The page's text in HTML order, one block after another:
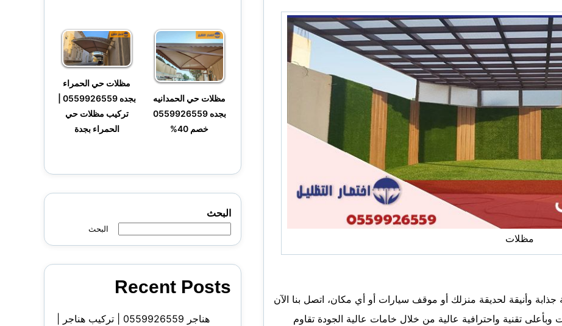
مظلات
وأنيقة لحديقة منزلك أو موقف سيارات أو أي مكان، اتصل بنا الآن
تقنية واحترافية عالية من خلال خامات عالية الجودة تقاوم
مظلات حي الحمدانيه
بجده 0559926559
خصم 40%
مظلات حي الحمراء
تركيب مظلات حي
الحمراء بجدة
البحث
البحث
Recent Posts
هناجر 0559926559 | تركيب هناجر |